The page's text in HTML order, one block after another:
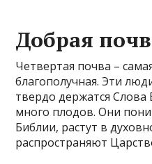
Добрая
Четвертая почва –
благополучная. Эти
твердо держатся Слова
много плодов. Они
Библии, растут в
распространяют